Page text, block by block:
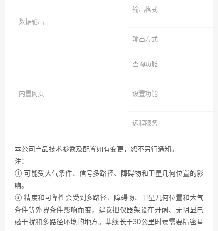
数据输出
输出格式
输出方式
内置网页
查询功能
设置功能
远程服务
本公司产品技术参数及配置如有变更，恕不另行通知。
注：
① 可能受大气条件、信号多路径、障碍物和卫星几何位置的影
响。
② 精度和可靠性会受到多路径、障碍物、卫星几何位置和大气
条件等外界条件影响而变，建议把仪器架设在开阔、无明显电
磁干扰和多路径环境的地方。基线长于30公里时候需要精密星